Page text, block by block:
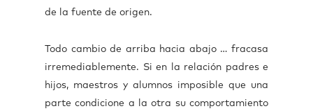
de la fuente de origen.
Todo cambio de arriba hacia abajo … fracasa
irremediablemente. Si en la relación padres e
hijos, maestros y alumnos imposible que una
parte condicione a la otra su comportamiento